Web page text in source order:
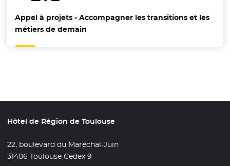
Appel à projets - Accompagner les transitions et les
métiers de demain
Hôtel de Région de Toulouse
22, boulevard du Maréchal-Juin
31406 Toulouse Cedex 9